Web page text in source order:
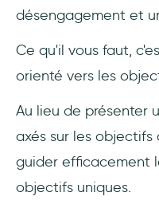
Utilisez la
Créez un guide
Créez des
Rédigez des
boutons
désengagement et
Ce qu'il vous faut,
orienté vers les
Au lieu de présenter
axés sur les
guider efficacement
objectifs uniques.